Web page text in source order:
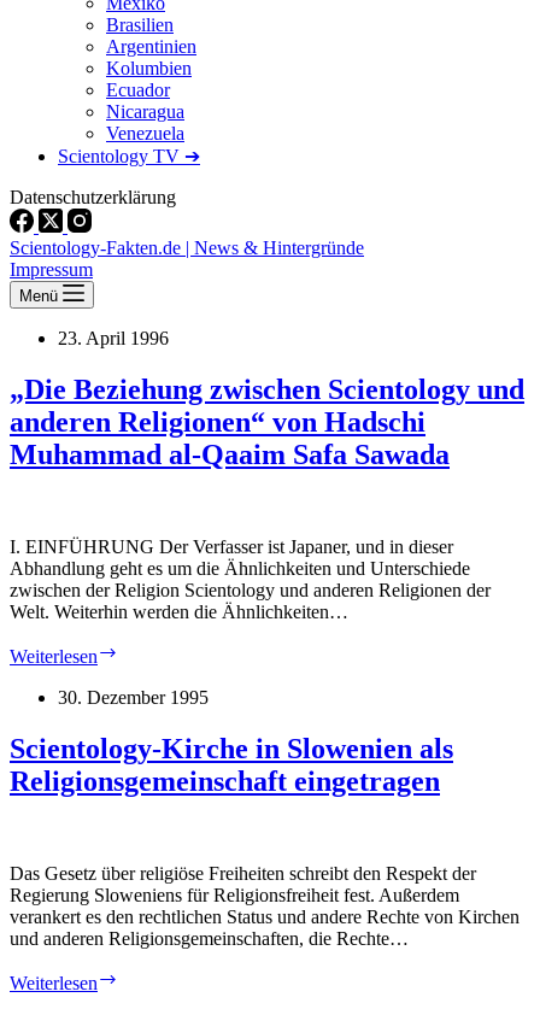
Brasilien
Argentinien
Kolumbien
Ecuador
Nicaragua
Venezuela
Scientology TV ➔
Datenschutzerklärung
Scientology-Fakten.de | News & Hintergründe
Impressum
Menü
23. April 1996
„Die Beziehung zwischen Scientology und
anderen Religionen“ von Hadschi
Muhammad al-Qaaim Safa Sawada
I. EINFÜHRUNG Der Verfasser ist Japaner, und in dieser
Abhandlung geht es um die Ähnlichkeiten und Unterschiede
zwischen der Religion Scientology und anderen Religionen der
Welt. Weiterhin werden die Ähnlichkeiten…
Weiterlesen
zwischen
anderen
Religionen“
von
al-
Qaaim
Safa
Sawada
30. Dezember 1995
Scientology-Kirche in Slowenien als
Religionsgemeinschaft eingetragen
Das Gesetz über religiöse Freiheiten schreibt den Respekt der
Regierung Sloweniens für Religionsfreiheit fest. Außerdem
verankert es den rechtlichen Status und andere Rechte von Kirchen
und anderen Religionsgemeinschaften, die Rechte…
Weiterlesen